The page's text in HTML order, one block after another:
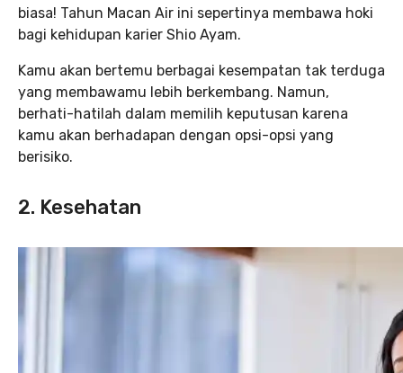
biasa! Tahun Macan Air ini sepertinya membawa hoki
bagi kehidupan karier Shio Ayam.
Kamu akan bertemu berbagai kesempatan tak terduga
yang membawamu lebih berkembang. Namun,
berhati-hatilah dalam memilih keputusan karena
kamu akan berhadapan dengan opsi-opsi yang
berisiko.
2. Kesehatan